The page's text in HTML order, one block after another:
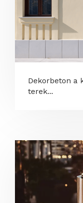
Dekorbeton a
terek...